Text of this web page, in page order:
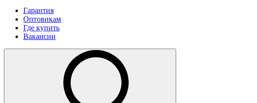
Гарантия
Оптовикам
Где купить
Вакансии